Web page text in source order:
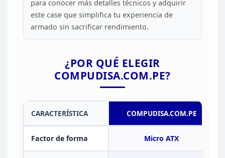
para conocer más detalles técnicos y adquirir
este case que simplifica tu experiencia de
armado sin sacrificar rendimiento.
¿POR QUÉ ELEGIR
COMPUDISA.COM.PE?
CARACTERÍSTICA COMPUDISA.COM.PE
Factor de forma Micro ATX